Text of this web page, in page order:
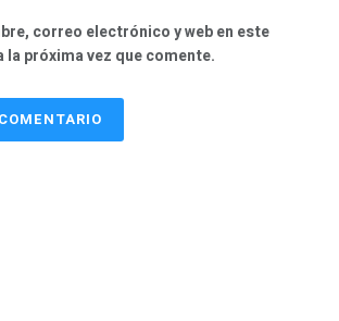
correo electrónico y web en este
la próxima vez que comente.